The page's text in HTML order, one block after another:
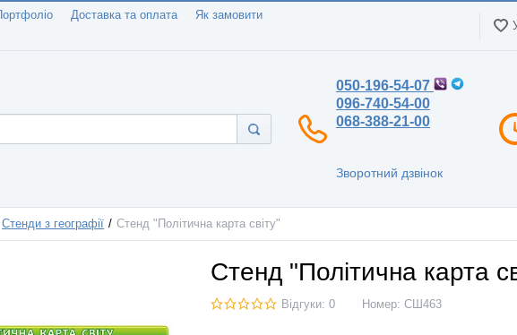
Портфоліо Доставка та оплата
Як замовити
050-196-54-07
096-740-54-00
068-388-21-00
Зворотний дзвінок
Стенди з географії Стенд "Політична карта світу"
Стенд "Політична карта
Відгуки: 0 Номер: СШ463